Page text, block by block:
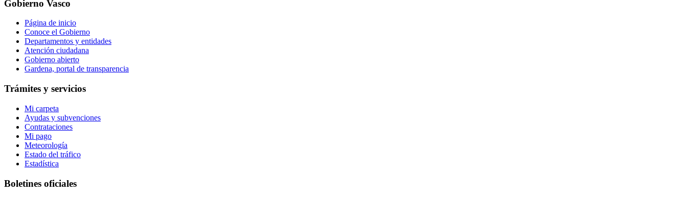
Gobierno Vasco
Página de inicio
Conoce el Gobierno
Departamentos y entidades
Atención ciudadana
Gobierno abierto
Gardena, portal de transparencia
Trámites y servicios
Mi carpeta
Ayudas y subvenciones
Contrataciones
Mi pago
Meteorología
Estado del tráfico
Estadística
Boletines oficiales